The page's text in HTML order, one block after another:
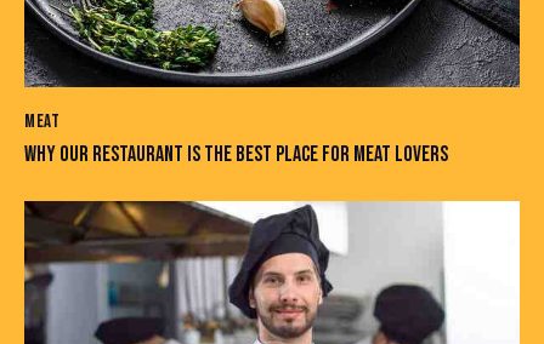
MEAT
WHY OUR RESTAURANT IS THE BEST PLACE FOR MEAT LOVERS